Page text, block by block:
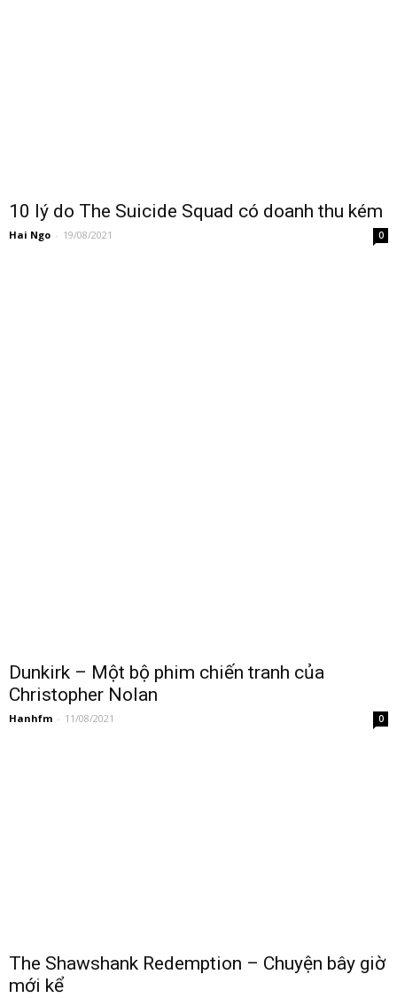
10 lý do The Suicide Squad có doanh thu kém
Hai Ngo - 19/08/2021 0
Dunkirk – Một bộ phim chiến tranh của
Christopher Nolan
Hanhfm - 11/08/2021 0
The Shawshank Redemption – Chuyện bây giờ
mới kể